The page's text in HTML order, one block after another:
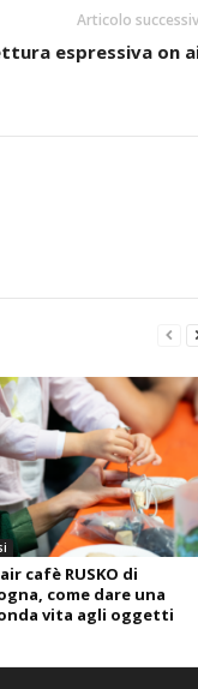
Articolo
espressiva on
cafè RUSKO di
come dare una
vita agli oggetti